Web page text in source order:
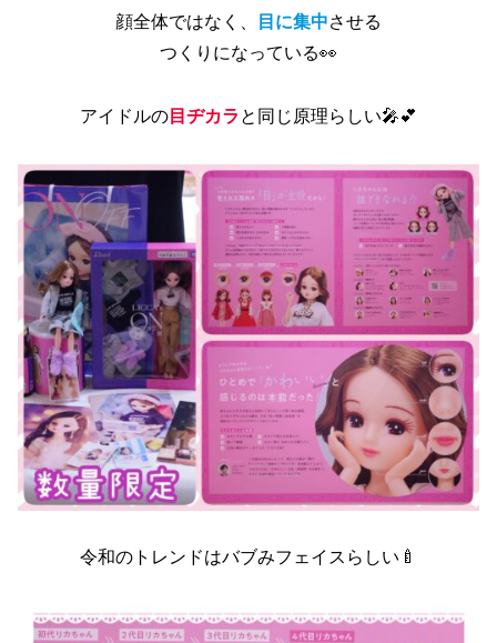
顔全体ではなく、 目に集中させる
つくりになっている👀
アイドルの 目ヂカラ と同じ原理らしい🎤💕︎
令和のトレンドはバブみフェイスらしい🍼